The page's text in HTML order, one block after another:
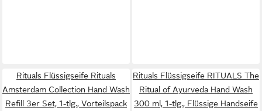
Rituals Flüssigseife Rituals
Amsterdam Collection Hand Wash
Refill 3er Set, 1-tlg., Vorteilspack
Rituals Flüssigseife RITUALS The
Ritual of Ayurveda Hand Wash
300 ml, 1-tlg., Flüssige Handseife